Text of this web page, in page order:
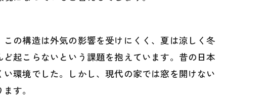
の構造は外気の影響を受けにくく、夏は涼しく冬
起こらないという課題を抱えています。昔の日本
環境でした。しかし、現代の家では窓を開けない
す。